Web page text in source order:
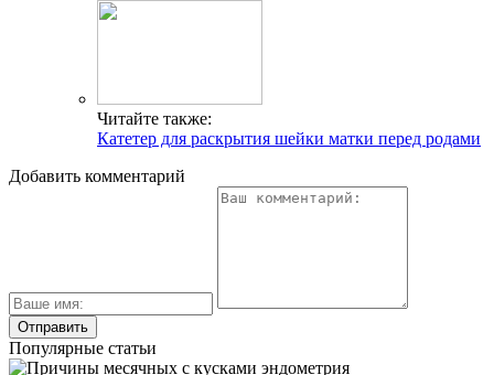
Читайте также:
Катетер для раскрытия шейки матки перед родами
Добавить комментарий
Популярные статьи